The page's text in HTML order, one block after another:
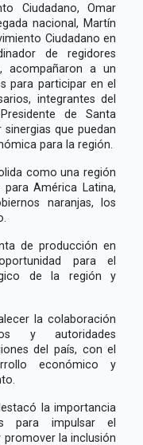
Ciudadano, Omar
nacional, Martín
Ciudadano en
de regidores
acompañaron a un
para participar en el
integrantes del
de Santa
que puedan
para la región.
como una región
América Latina,
naranjas, los
de producción en
para el
de la región y
la colaboración
y autoridades
del país, con el
económico y
la importancia
para impulsar el
la inclusión